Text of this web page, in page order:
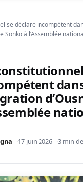
se déclare incompétent
Sonko à l’Assemblée
17 juin 2026 3 min